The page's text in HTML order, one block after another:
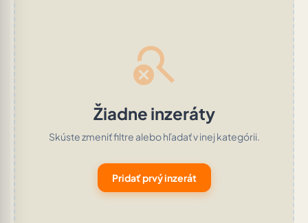
search_off
Žiadne inzeráty
Skúste zmeniť filtre alebo hľadať v inej kategórii.
Pridať prvý inzerát